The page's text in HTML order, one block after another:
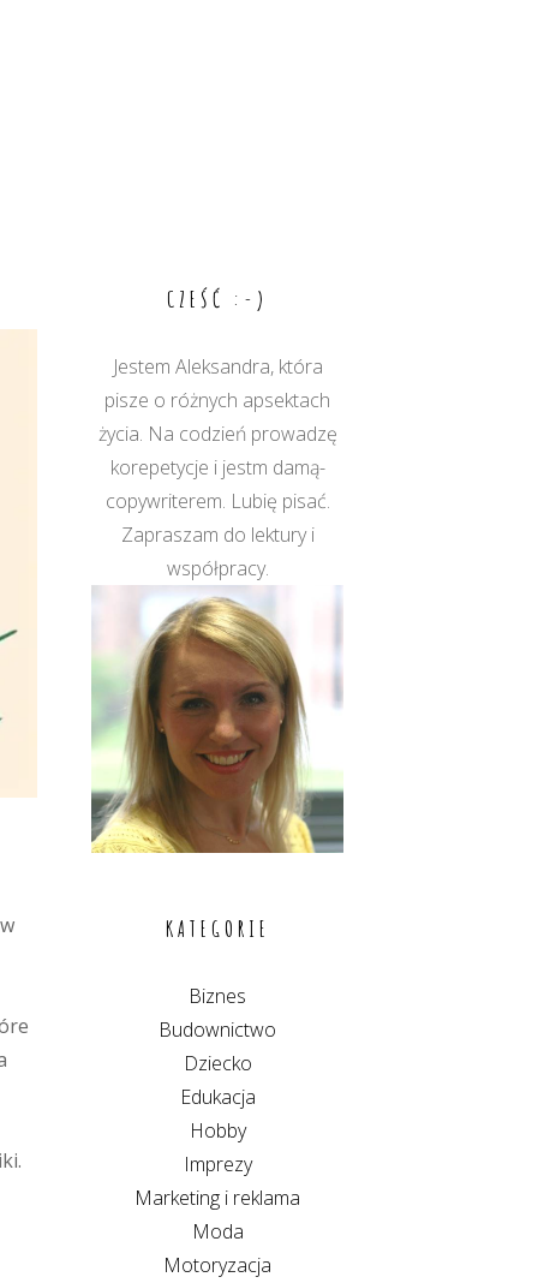
CZEŚĆ :-)
Jestem Aleksandra, która
pisze o różnych apsektach
życia. Na codzień prowadzę
korepetycje i jestm damą-
copywriterem. Lubię pisać.
Zapraszam do lektury i
współpracy.
KATEGORIE
Biznes
Budownictwo
Dziecko
Edukacja
Hobby
Imprezy
Marketing i reklama
Moda
Motoryzacja